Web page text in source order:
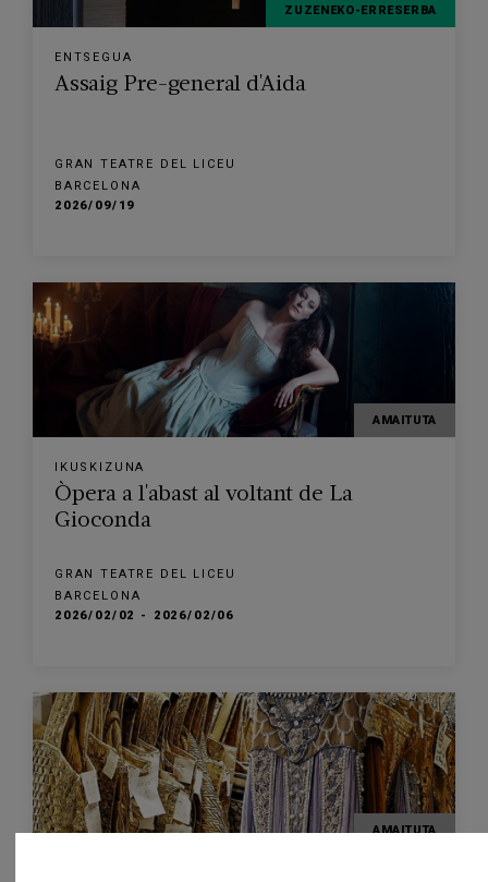
ZUZENEKO-ERRESERBA
ENTSEGUA
Assaig Pre-general d'Aida
GRAN TEATRE DEL LICEU
BARCELONA
2026/09/19
AMAITUTA
IKUSKIZUNA
Òpera a l'abast al voltant de La
Gioconda
GRAN TEATRE DEL LICEU
BARCELONA
2026/02/02 - 2026/02/06
AMAITUTA